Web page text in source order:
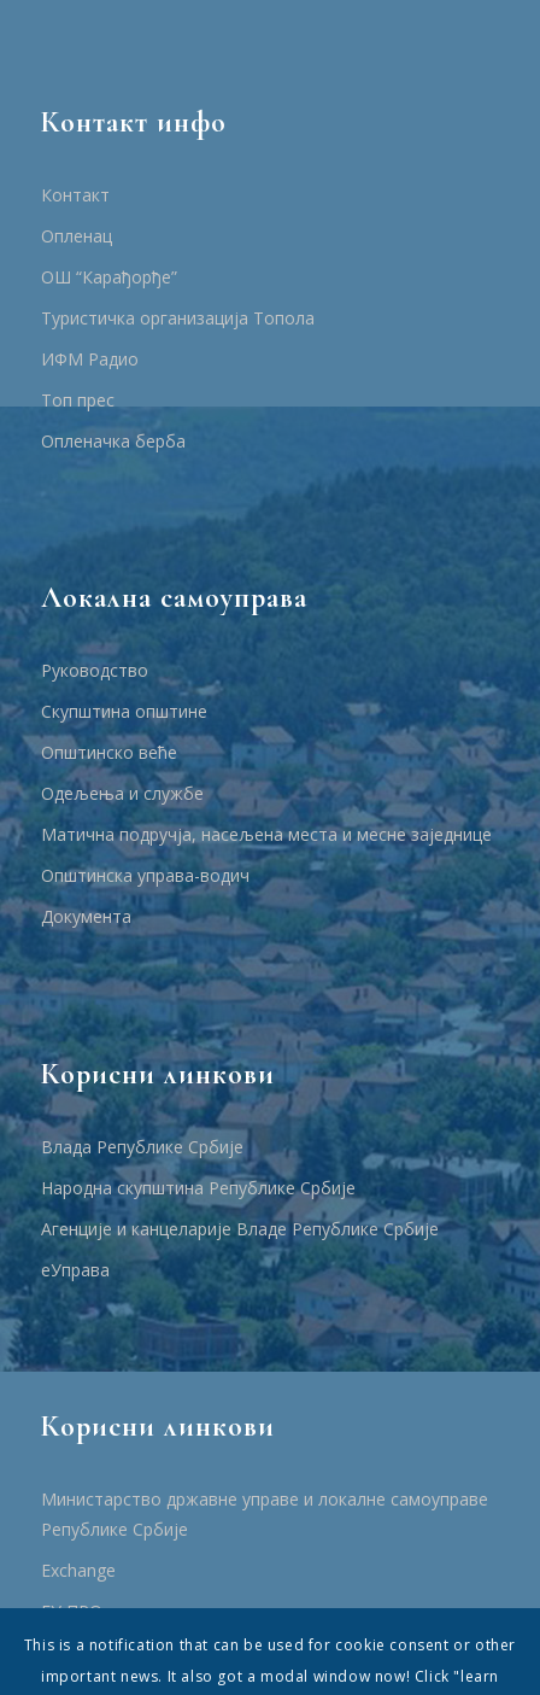
Контакт инфо
Контакт
Опленац
ОШ “Карађорђе”
Туристичка организација Топола
ИФМ Радио
Топ прес
Опленачка берба
Локална самоуправа
Руководство
Скупштина општине
Општинско веће
Одељења и службе
Матична подручја, насељена места и месне заједнице
Општинска управа-водич
Документа
Корисни линкови
Влада Републике Србије
Народна скупштина Републике Србије
Агенције и канцеларије Владе Републике Србије
еУправа
Корисни линкови
Министарство државне управе и локалне самоуправе
Републике Србије
Еxchange
ЕУ ПРО
ПРРР
This is a notification that can be used for cookie consent or other
important news. It also got a modal window now! Click "learn